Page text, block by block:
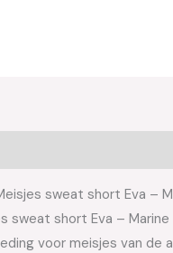
sweat short Eva –
sweat short Eva –
voor meisjes van de